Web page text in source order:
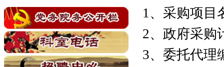
1、采购项目
2、政府采购
3、委托代理